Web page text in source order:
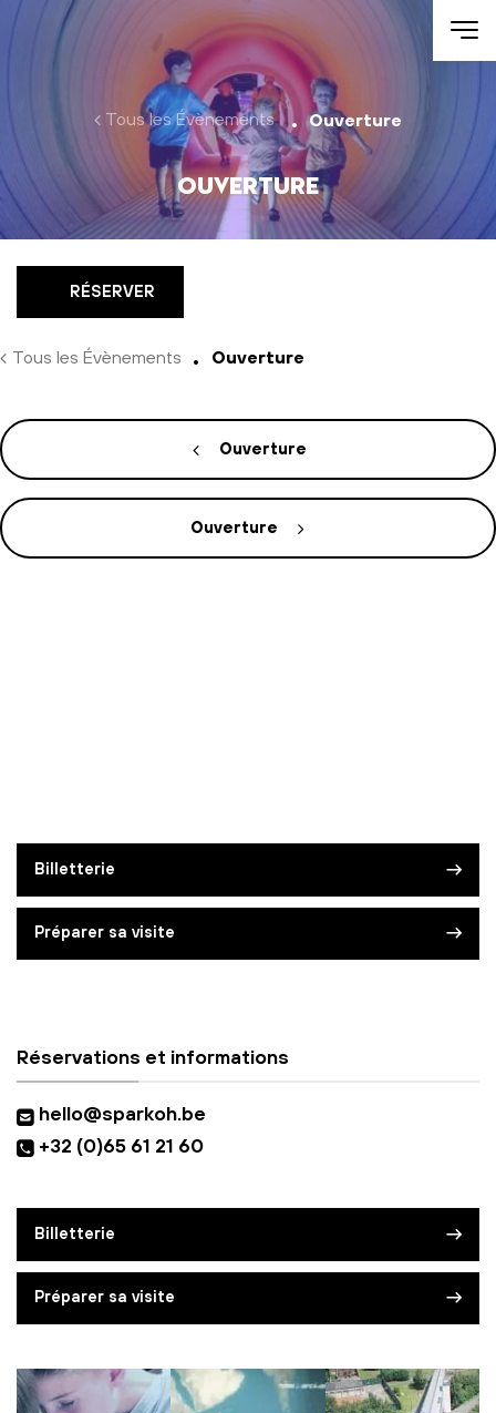
Aller au contenu
Tous les Évènements Ouverture
Ouverture
RÉSERVER
Billetterie
Préparer sa visite
Tous les Évènements Ouverture
Ouverture
Ouverture
Réservations et informations
hello@sparkoh.be
+32 (0)65 61 21 60
Billetterie
Préparer sa visite